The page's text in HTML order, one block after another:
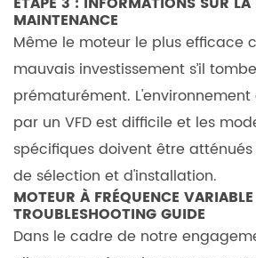
filtre
lors
de
l'installation
d'un
moteur
VFD ?
7.5
5.
Quelle
MAINTENANCE
Même le moteur le plus efficace
mauvais investissement s’il
prématurément.
par un VFD est difficile et les
spécifiques doivent être
de sélection et d'installation.
MOTEUR À FRÉQUENCE
TROUBLESHOOTING GUIDE
Dans le cadre de notre